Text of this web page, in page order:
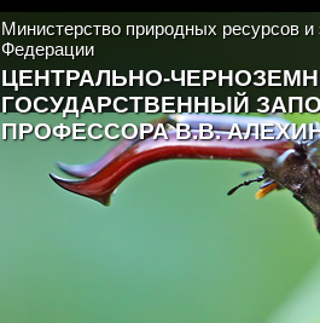
Министерство природных ресурсов и
Федерации
ЦЕНТРАЛЬНО-
ГОСУДАРСТВЕННЫЙ
ПРОФЕССОРА В.В.